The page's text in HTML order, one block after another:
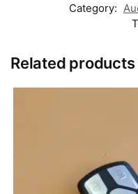
Category:
Related products